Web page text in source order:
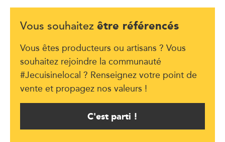
Vous souhaitez être référencés
Vous êtes producteurs ou artisans ? Vous
souhaitez rejoindre la communauté
#Jecuisinelocal ? Renseignez votre point de
vente et propagez nos valeurs !
C'est parti !